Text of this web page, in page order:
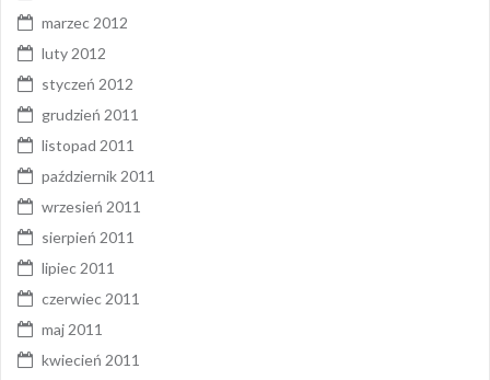
marzec 2012
luty 2012
styczeń 2012
grudzień 2011
listopad 2011
październik 2011
wrzesień 2011
sierpień 2011
lipiec 2011
czerwiec 2011
maj 2011
kwiecień 2011